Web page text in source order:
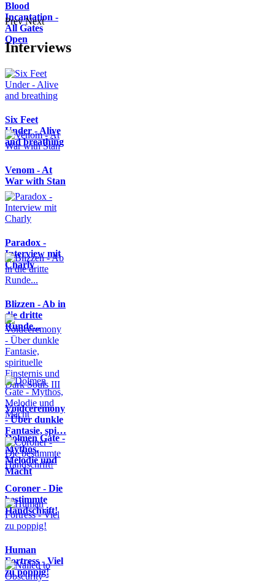
Blood
Incantation -
All Gates
Open
Prev Next
Interviews
Six Feet
Under - Alive
and breathing
Venom - At
War with Stan
Paradox -
Interview mit
Charly
Blizzen - Ab in
die dritte
Runde...
Voidceremony
- Über dunkle
Fantasie, spi…
Dolmen Gate -
Mythos,
Melodie und
Macht
Coroner - Die
bestimmte
Handschrift!
Human
Fortress - Viel
zu poppig!